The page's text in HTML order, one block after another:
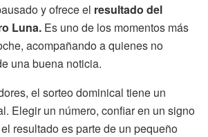
y ofrece el resultado del
Luna. Es uno de los momentos más
acompañando a quienes no
una buena noticia.
el sorteo dominical tiene un
Elegir un número, confiar en un signo
resultado es parte de un pequeño